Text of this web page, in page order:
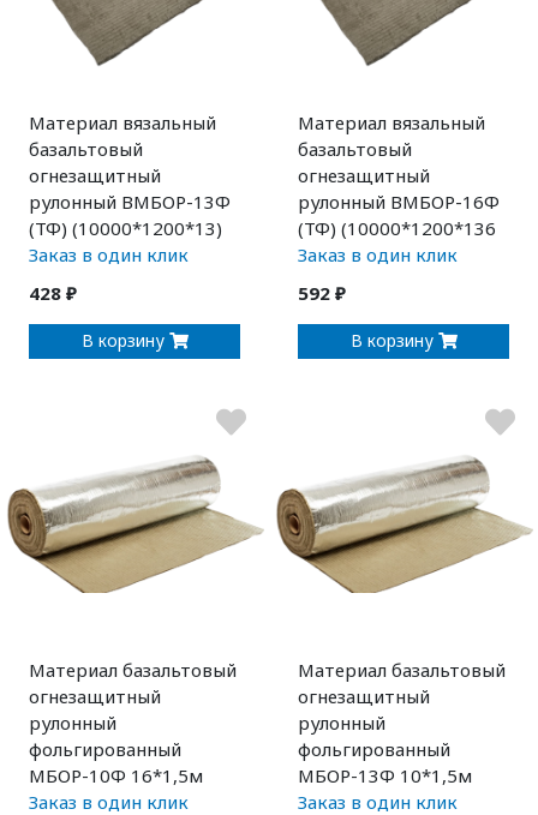
Материал вязальный
базальтовый
огнезащитный
рулонный ВМБОР-13Ф
(ТФ) (10000*1200*13)
Заказ в один клик
428 ₽
В корзину
Материал вязальный
базальтовый
огнезащитный
рулонный ВМБОР-16Ф
(ТФ) (10000*1200*136
Заказ в один клик
592 ₽
В корзину
Материал базальтовый
огнезащитный
рулонный
фольгированный
МБОР-10Ф 16*1,5м
Заказ в один клик
Материал базальтовый
огнезащитный
рулонный
фольгированный
МБОР-13Ф 10*1,5м
Заказ в один клик